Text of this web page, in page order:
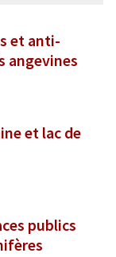
et anti-
angevines
et lac de
publics